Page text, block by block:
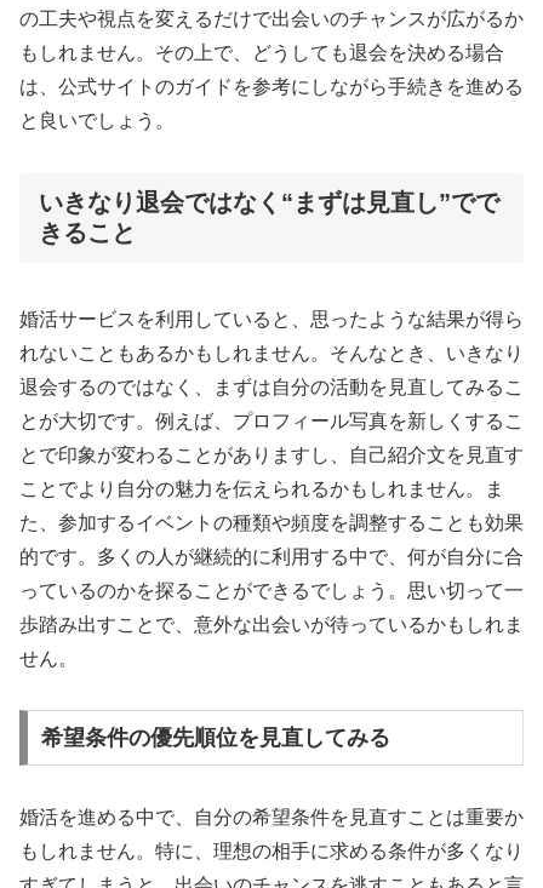
の工夫や視点を変えるだけで出会いのチャンスが広がるか
もしれません。その上で、どうしても退会を決める場合
は、公式サイトのガイドを参考にしながら手続きを進める
と良いでしょう。
いきなり退会ではなく“まずは見直し”でで
きること
婚活サービスを利用していると、思ったような結果が得ら
れないこともあるかもしれません。そんなとき、いきなり
退会するのではなく、まずは自分の活動を見直してみるこ
とが大切です。例えば、プロフィール写真を新しくするこ
とで印象が変わることがありますし、自己紹介文を見直す
ことでより自分の魅力を伝えられるかもしれません。ま
た、参加するイベントの種類や頻度を調整することも効果
的です。多くの人が継続的に利用する中で、何が自分に合
っているのかを探ることができるでしょう。思い切って一
歩踏み出すことで、意外な出会いが待っているかもしれま
せん。
希望条件の優先順位を見直してみる
婚活を進める中で、自分の希望条件を見直すことは重要か
もしれません。特に、理想の相手に求める条件が多くなり